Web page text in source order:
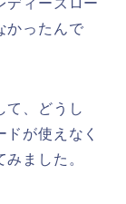
かったんで
て、どうし
が使えなく
ました。